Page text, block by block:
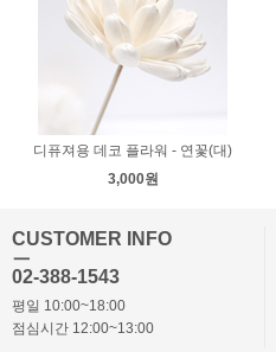
디퓨져용 데코 플라워 - 연꽃(대)
3,000원
CUSTOMER INFO
ㅡ
02-388-1543
평일 10:00~18:00
점심시간 12:00~13:00